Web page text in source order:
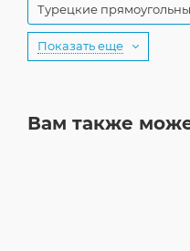
Турецкие
Показать еще
Вам также